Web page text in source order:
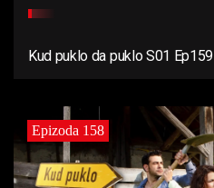
Kud puklo da puklo S01 Ep159
Epizoda 158